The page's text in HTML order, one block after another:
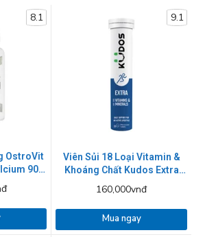
8.1
OstroVit
90
9.1
Viên Sủi 18 Loại Vitamin &
Khoáng Chất Kudos Extra
160,000vnđ
Mua ngay